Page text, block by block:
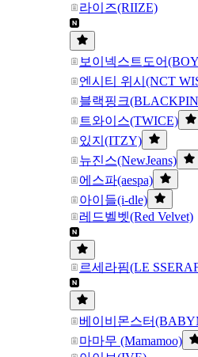
라이즈(RIIZE)
보이넥스트도어
엔시티 위시(NCT
블랙핑크
트와이스(TWICE)
있지(ITZY)
뉴진스(NewJeans)
에스파(aespa)
아이들(i-dle)
레드벨벳(Red Velvet)
르세라핌(LE
베이비몬스터
마마무 (Mamamoo)